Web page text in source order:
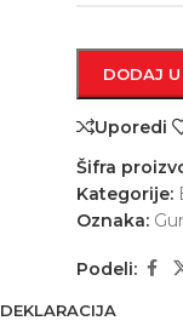
DODAJ U
Uporedi
Šifra
Kategorije:
Oznaka:
Podeli:
DEKLARACIJA